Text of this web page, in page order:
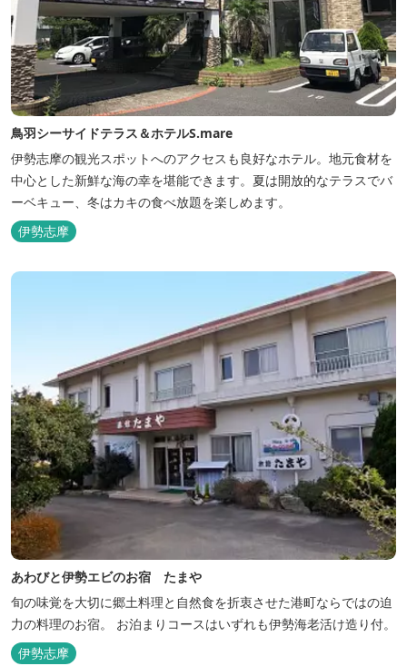
鳥羽シーサイドテラス＆ホテルS.mare
伊勢志摩の観光スポットへのアクセスも良好なホテル。地元食材を
中心とした新鮮な海の幸を堪能できます。夏は開放的なテラスでバ
ーベキュー、冬はカキの食べ放題を楽しめます。
伊勢志摩
あわびと伊勢エビのお宿 たまや
旬の味覚を大切に郷土料理と自然食を折衷させた港町ならではの迫
力の料理のお宿。 お泊まりコースはいずれも伊勢海老活け造り付。
伊勢志摩